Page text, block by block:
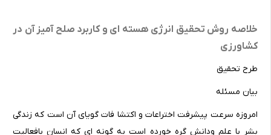
خلاصه روش تحقیق انرژی هسته ای و کاربرد صلح آمیز آن در
کشاورزی
طرح تحقیق
بیان مسئله
امروزه سرعت پیشرفت اختراعات و اکتشا فات گویای آن است که زندگی
بشر با علم ودانش گره خورده است به گونه ای که انسان بافعالیت